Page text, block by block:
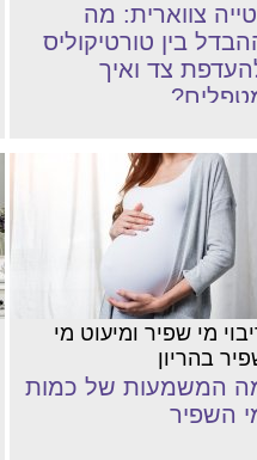
צווארית: מה
בין טורטיקוליס
צד ואיך
מי שפיר ומיעוט מי
בהריון
המשמעות של כמות
השפיר